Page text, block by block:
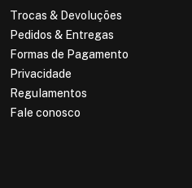
Trocas & Devoluções
Pedidos & Entregas
Formas de Pagamento
Privacidade
Regulamentos
Fale conosco